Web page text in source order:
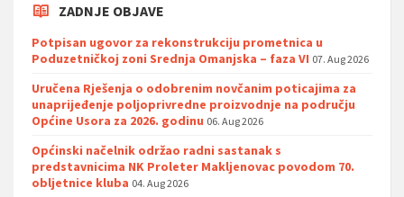
ZADNJE OBJAVE
Potpisan ugovor za rekonstrukciju prometnica u
Poduzetničkoj zoni Srednja Omanjska – faza VI 07. Aug 2026
Uručena Rješenja o odobrenim novčanim poticajima za
unaprijeđenje poljoprivredne proizvodnje na području
Općine Usora za 2026. godinu 06. Aug 2026
Općinski načelnik održao radni sastanak s
predstavnicima NK Proleter Makljenovac povodom 70.
obljetnice kluba 04. Aug 2026